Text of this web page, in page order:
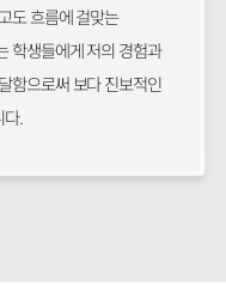
도 흐름에 걸맞는
학생들에게 저의 경험과
함으로써 보다 진보적인
다.